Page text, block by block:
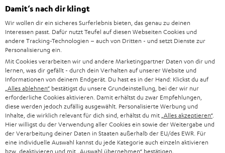
t
e
r
a
n
m
e
l
d
u
Kategorien
HEIMKINO
HEIMKINO-KOMPLETTANLAGEN
SOUNDBAR
Unternehmen
SUPPORT
KARRIERE
Teufel Onlineshops
DEUTSCHLAND
Damit‘s nach dir klingt
Wir wollen dir ein sicheres Surferlebnis bieten, das genau zu deinen
Interessen passt. Dafür nutzt Teufel auf diesen Webseiten Cookies und
andere Tracking-Technologien – auch von Dritten - und setzt Dienste zur
Personalisierung ein.
Mit Cookies verarbeiten wir und andere Marketingpartner Daten von dir und
lernen, was dir gefällt - durch dein Verhalten auf unserer Website und
Informationen von deinem Endgerät. Du hast es in der Hand: Klickst du auf
„Alles ablehnen“ bestätigst du unsere Grundeinstellung, bei der wir nur
erforderliche Cookies aktivieren. Damit erhältst du zwar Empfehlungen,
diese werden jedoch zufällig ausgewählt. Personalisierte Werbung und
Inhalte, die wirklich relevant für dich sind, erhältst du mit „Alles akzeptieren“.
Hier willigst du der Verwendung aller Cookies ein sowie der Weitergabe und
der Verarbeitung deiner Daten in Staaten außerhalb der EU/des EWR. Für
eine individuelle Auswahl kannst du jede Kategorie auch einzeln aktivieren
bzw. deaktivieren und mit „Auswahl übernehmen“ bestätigen.